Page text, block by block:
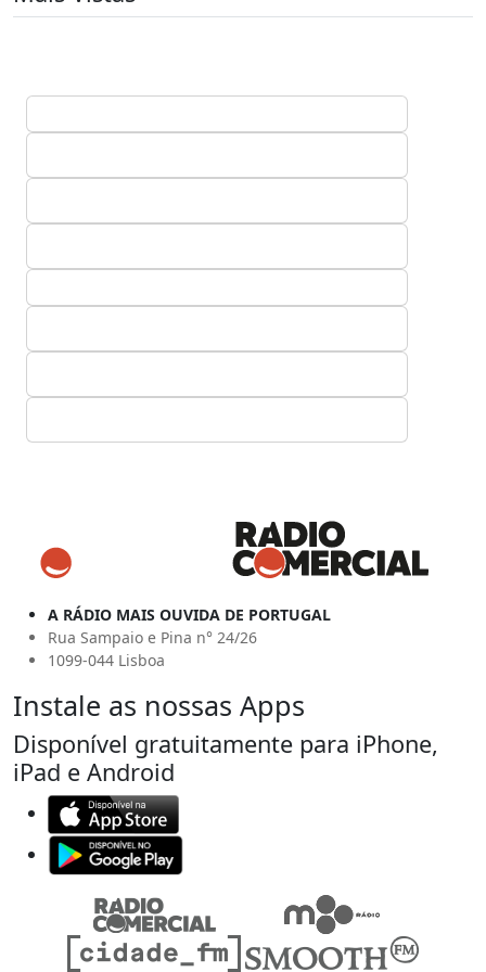
A RÁDIO MAIS OUVIDA DE PORTUGAL
Rua Sampaio e Pina n° 24/26
1099-044 Lisboa
Instale as nossas Apps
Disponível gratuitamente para iPhone,
iPad e Android